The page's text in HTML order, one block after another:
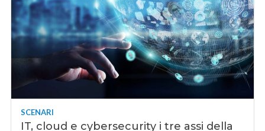
SCENARI
IT, cloud e cybersecurity i tre assi della